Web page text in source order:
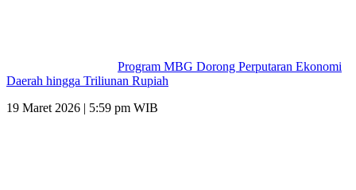
Program MBG Dorong Perputaran Ekonomi
Daerah hingga Triliunan Rupiah
19 Maret 2026 | 5:59 pm WIB